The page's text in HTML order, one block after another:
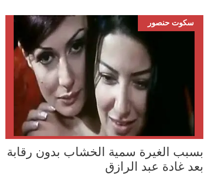
سكوت حنصور
بسبب الغيرة سمية الخشاب بدون رقابة
بعد غادة عبد الرازق